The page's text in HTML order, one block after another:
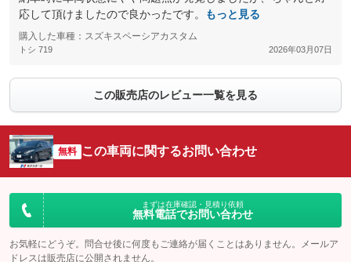
応して頂けましたので良かったです。
もっと見る
購入した車種：スズキスペーシアカスタム
トシ 719 2026年03月07日
この販売店のレビュー一覧を見る
無料 この車両に関するお問い合わせ
まずは在庫確認・見積り依頼
無料電話でお問い合わせ
お気軽にどうぞ。問合せ後に何度もご連絡が届くことはありません。メールア
ドレスは販売店に公開されません。